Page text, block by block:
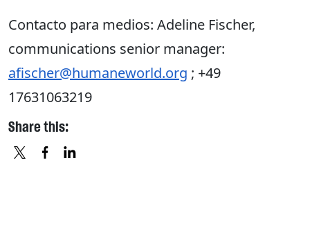
Contacto para medios: Adeline Fischer,
communications senior manager:
afischer@humaneworld.org ; +49
17631063219
Share this: